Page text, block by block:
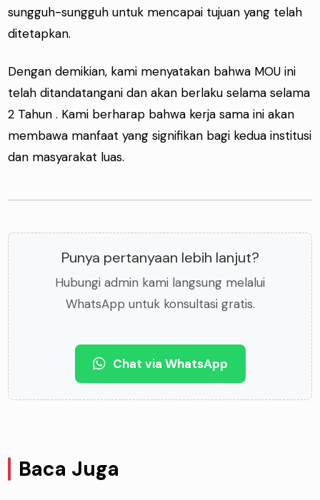
sungguh-sungguh untuk mencapai tujuan yang telah
ditetapkan.
Dengan demikian, kami menyatakan bahwa MOU ini
telah ditandatangani dan akan berlaku selama selama
2 Tahun . Kami berharap bahwa kerja sama ini akan
membawa manfaat yang signifikan bagi kedua institusi
dan masyarakat luas.
Punya pertanyaan lebih lanjut?
Hubungi admin kami langsung melalui
WhatsApp untuk konsultasi gratis.
Chat via WhatsApp
Baca Juga